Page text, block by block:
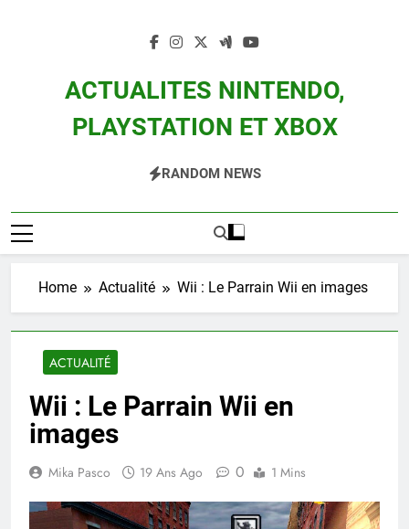
ACTUALITES NINTENDO,
PLAYSTATION ET XBOX
Zelda, Splatoon, Pokemon Entre Autres
RANDOM NEWS
Home Actualité Wii : Le Parrain Wii en images
ACTUALITÉ
Wii : Le Parrain Wii en
images
Mika Pasco 19 Ans Ago 0 1 Mins